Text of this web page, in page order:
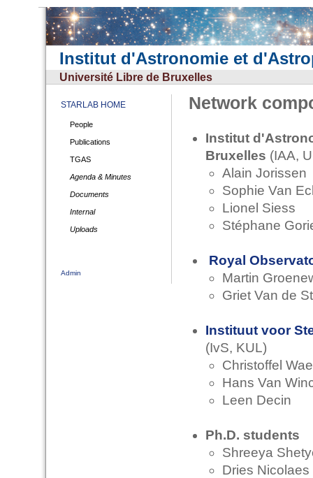
Institut d'Astronomie et
Université Libre de Bruxelles
STARLAB HOME
People
Publications
TGAS
Agenda & Minutes
Documents
Internal
Uploads
Admin
Network
Institut
Bruxelles (IAA,
Alain Jorissen
Sophie Van
Lionel Siess
Stéphane
Royal
Martin
Griet Van de
Instituut voor
(IvS, KUL)
Christoffel
Hans Van
Leen Decin
Ph.D. students
Shreeya
Dries